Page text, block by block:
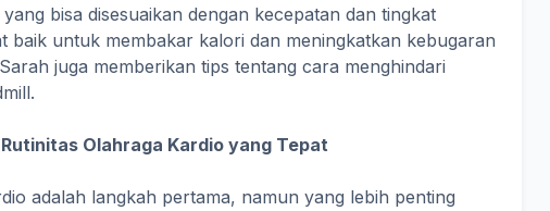
bisa disesuaikan dengan kecepatan dan tingkat
baik untuk membakar kalori dan meningkatkan kebugaran
juga memberikan tips tentang cara menghindari
Olahraga Kardio yang Tepat
adalah langkah pertama, namun yang lebih penting